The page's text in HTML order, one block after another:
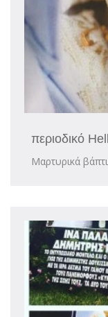
περιοδικό
Μαρτυρικά